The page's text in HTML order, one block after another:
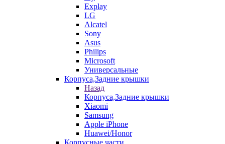
Explay
LG
Alcatel
Sony
Asus
Philips
Microsoft
Универсальные
Корпуса,Задние крышки
Назад
Корпуса,Задние крышки
Xiaomi
Samsung
Apple iPhone
Huawei/Honor
Корпусные части